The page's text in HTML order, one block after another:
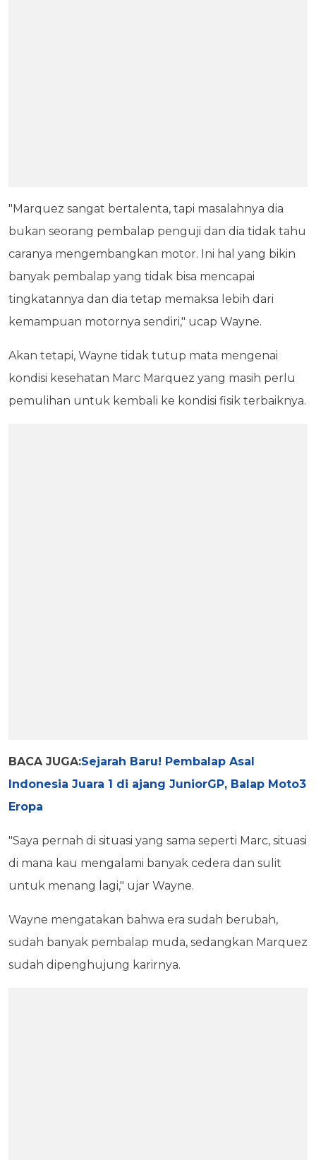
"Marquez sangat bertalenta, tapi masalahnya dia
bukan seorang pembalap penguji dan dia tidak tahu
caranya mengembangkan motor. Ini hal yang bikin
banyak pembalap yang tidak bisa mencapai
tingkatannya dan dia tetap memaksa lebih dari
kemampuan motornya sendiri," ucap Wayne.
Akan tetapi, Wayne tidak tutup mata mengenai
kondisi kesehatan Marc Marquez yang masih perlu
pemulihan untuk kembali ke kondisi fisik terbaiknya.
BACA JUGA:Sejarah Baru! Pembalap Asal
Indonesia Juara 1 di ajang JuniorGP, Balap Moto3
Eropa
"Saya pernah di situasi yang sama seperti Marc, situasi
di mana kau mengalami banyak cedera dan sulit
untuk menang lagi," ujar Wayne.
Wayne mengatakan bahwa era sudah berubah,
sudah banyak pembalap muda, sedangkan Marquez
sudah dipenghujung karirnya.